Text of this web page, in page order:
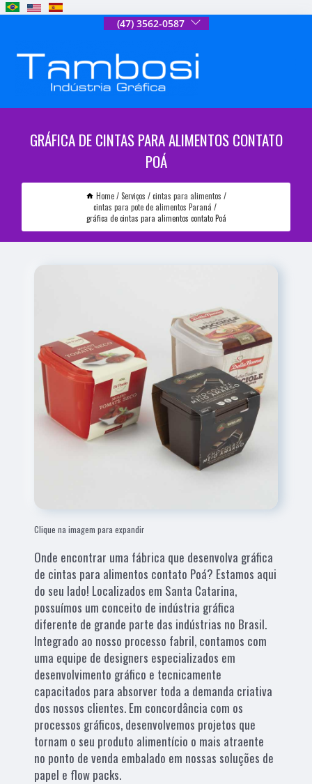
(47) 3562-0587
GRÁFICA DE CINTAS PARA ALIMENTOS CONTATO
POÁ
Home Serviços
cintas para alimentos
cintas para pote de alimentos Paraná
gráfica de cintas para alimentos contato Poá
Clique na imagem para expandir
Onde encontrar uma fábrica que desenvolva gráfica
de cintas para alimentos contato Poá? Estamos aqui
do seu lado! Localizados em Santa Catarina,
possuímos um conceito de indústria gráfica
diferente de grande parte das indústrias no Brasil.
Integrado ao nosso processo fabril, contamos com
uma equipe de designers especializados em
desenvolvimento gráfico e tecnicamente
capacitados para absorver toda a demanda criativa
dos nossos clientes. Em concordância com os
processos gráficos, desenvolvemos projetos que
tornam o seu produto alimentício o mais atraente
no ponto de venda embalado em nossas soluções de
papel e flow packs.